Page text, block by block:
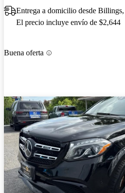
Entrega a domicilio desde
El precio incluye envío de $2,644
Buena oferta